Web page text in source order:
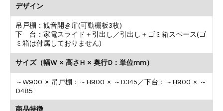
デザイン
吊戸棚：観音開き扉(可動棚板3枚)
下 台：家電スライド＋引出し／引出し＋ゴミ箱スペース(ゴ
ミ箱は付属しておりません)
サイズ（幅W × 高さH × 奥行D：単位mm）
～W900 × 吊戸棚：～H900 × ～D345／下台：～H900 × ～
D485
商品特徴